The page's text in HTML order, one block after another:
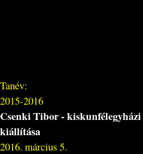
Tanév:
2015-2016
Csenki Tibor - kiskunfélegyházi
kiállítása
2016. március 5.